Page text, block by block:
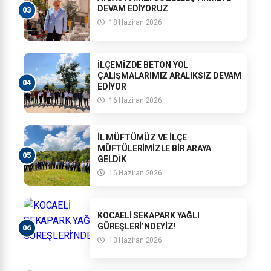
DEVAM EDİYORUZ
18 Haziran 2026
İLÇEMİZDE BETON YOL
ÇALIŞMALARIMIZ ARALIKSIZ DEVAM
EDİYOR
16 Haziran 2026
İL MÜFTÜMÜZ VE İLÇE
MÜFTÜLERİMİZLE BİR ARAYA
GELDİK
16 Haziran 2026
KOCAELİ SEKAPARK YAĞLI
GÜREŞLERİ’NDEYİZ!
13 Haziran 2026